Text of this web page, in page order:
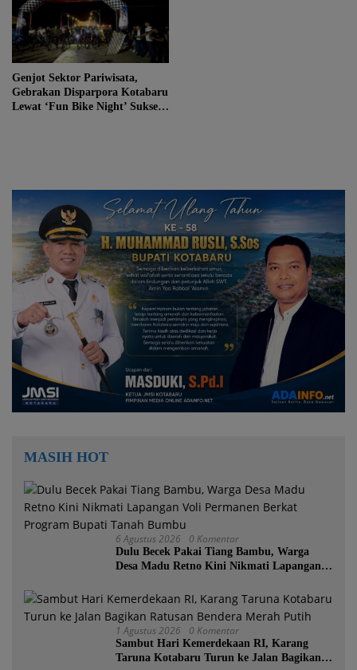
Genjot Sektor Pariwisata,
Gebrakan Disparpora Kotabaru
Lewat ‘Fun Bike Night’ Sukses
MASIH HOT
6 Agustus 2026 0 Komentar
Dulu Becek Pakai Tiang Bambu, Warga
Desa Madu Retno Kini Nikmati Lapangan
Tanah Bumbu
1 Agustus 2026 0 Komentar
Sambut Hari Kemerdekaan RI, Karang
Taruna Kotabaru Turun ke Jalan Bagikan